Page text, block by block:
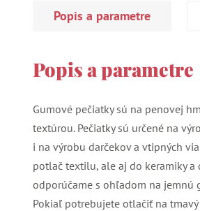
Popis a parametre
Popis a parametre
Gumové pečiatky sú na penovej
textúrou. Pečiatky sú určené na
i na výrobu darčekov a vtipných
potlač textilu, ale aj do keramiky
odporúčame s ohľadom na jemnú
Pokiaľ potrebujete otlačiť na